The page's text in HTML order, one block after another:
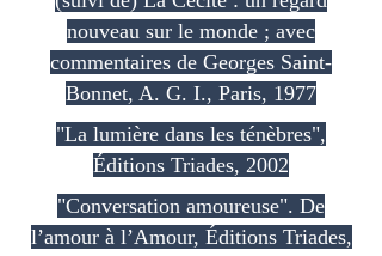
nouveau sur le monde ; avec
commentaires de Georges Saint-
Bonnet, A. G. I., Paris, 1977
"La lumière dans les ténèbres",
Éditions Triades, 2002
"Conversation amoureuse". De
l’amour à l’Amour, Éditions Triades,